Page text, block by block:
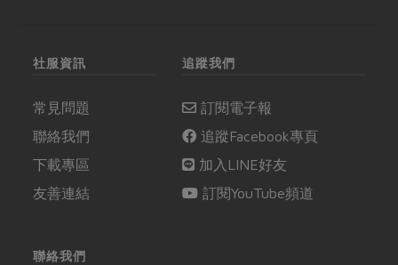
社服資訊
常見問題
聯絡我們
下載專區
友善連結
追蹤我們
訂閱電子報
追蹤Facebook專頁
加入LINE好友
訂閱YouTube頻道
聯絡我們